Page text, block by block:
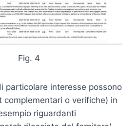
Fig. 4
particolare interesse possono
complementari o verifiche) in
riguardanti